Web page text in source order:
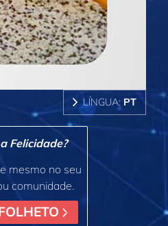
LÍNGUA: PT
Felicidade?
mesmo no seu
comunidade.